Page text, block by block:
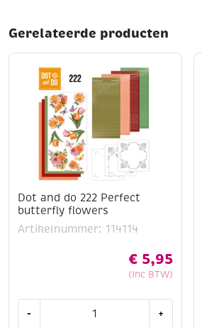
Gerelateerde producten
Dot and do 222 Perfect
butterfly flowers
Artikelnummer: 114114
€ 5,95
(Inc BTW)
- +